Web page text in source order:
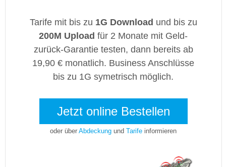
Tarife mit bis zu 1G Download und bis zu
200M Upload für 2 Monate mit Geld-
zurück-Garantie testen, dann bereits ab
19,90 € monatlich. Business Anschlüsse
bis zu 1G symetrisch möglich.
Jetzt online Bestellen
oder überAbdeckung undTarife informieren